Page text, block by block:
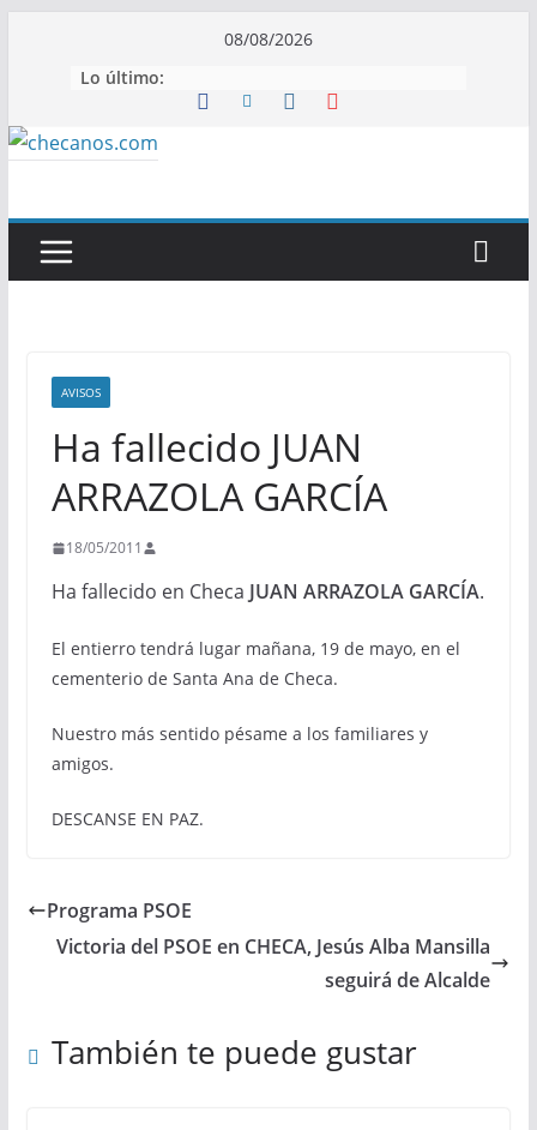
08/08/2026
Lo último:
AVISOS
Ha fallecido JUAN
ARRAZOLA GARCÍA
18/05/2011
Ha fallecido en Checa JUAN ARRAZOLA GARCÍA.
El entierro tendrá lugar mañana, 19 de mayo, en el
cementerio de Santa Ana de Checa.
Nuestro más sentido pésame a los familiares y
amigos.
DESCANSE EN PAZ.
Programa PSOE
Victoria del PSOE en CHECA, Jesús Alba Mansilla
seguirá de Alcalde
También te puede gustar